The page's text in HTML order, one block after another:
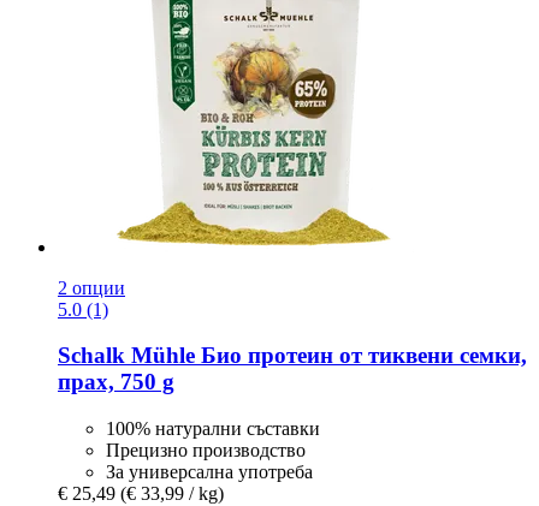
2 опции
5.0 (1)
Schalk Mühle Био протеин от тиквени семки,
прах, 750 g
100% натурални съставки
Прецизно производство
За универсална употреба
€ 25,49 (€ 33,99 / kg)